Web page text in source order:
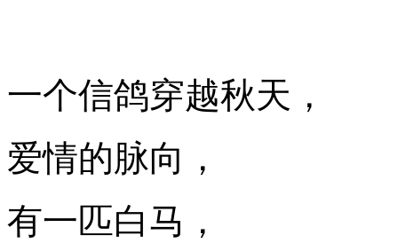
一个信鸽穿越秋天，
爱情的脉向，
有一匹白马，